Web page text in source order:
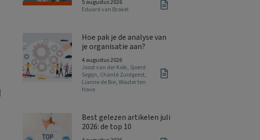
5 augustus 2026
Eduard van Brakel
Hoe pak je de analyse van
je organisatie aan?
4 augustus 2026
Joost van der Kolk, Sjoerd
Segijn, Chanté Zuidgeest,
Lianne de Bie,Wouter ten
Have
Best gelezen artikelen juli
2026: de top 10